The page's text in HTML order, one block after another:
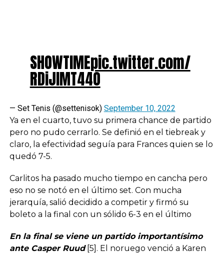
SHOWTIMEpic.twitter.com/
RDiJIMT44O
— Set Tenis (@settenisok) September 10, 2022
Ya en el cuarto, tuvo su primera chance de partido
pero no pudo cerrarlo. Se definió en el tiebreak y
claro, la efectividad seguía para Frances quien se lo
quedó 7-5.
Carlitos ha pasado mucho tiempo en cancha pero
eso no se notó en el último set. Con mucha
jerarquía, salió decidido a competir y firmó su
boleto a la final con un sólido 6-3 en el último
En la final se viene un partido importantísimo
ante Casper Ruud[5]. El noruego venció a Karen